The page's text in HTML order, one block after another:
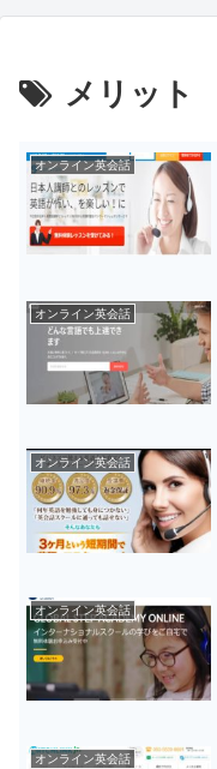
メリット
オンライン英会話
オンライン英会話
オンライン英会話
オンライン英会話
オンライン英会話